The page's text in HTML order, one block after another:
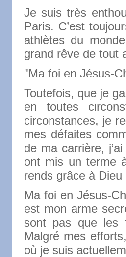
Je suis très
Paris. C’est
athlètes du
grand rêve de tout
"Ma foi en Jésus-
Toutefois, que je
en toutes
circonstances, je
mes défaites
de ma carrière,
ont mis un terme
rends grâce à
Ma foi en Jésus-
est mon arme
sont pas que les
Malgré mes
où je suis